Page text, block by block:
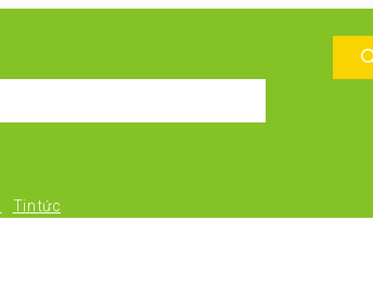
Tin tức